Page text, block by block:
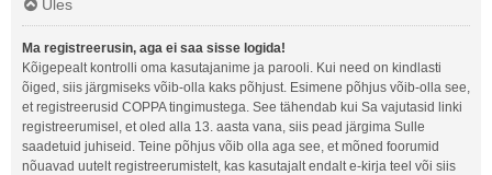
Üles
Ma registreerusin, aga ei saa sisse logida!
Kõigepealt kontrolli oma kasutajanime ja parooli. Kui need on kindlasti
õiged, siis järgmiseks võib-olla kaks põhjust. Esimene põhjus võib-olla see,
et registreerusid COPPA tingimustega. See tähendab kui Sa vajutasid linki
registreerumisel, et oled alla 13. aasta vana, siis pead järgima Sulle
saadetuid juhiseid. Teine põhjus võib olla aga see, et mõned foorumid
nõuavad uutelt registreerumistelt, kas kasutajalt endalt e-kirja teel või siis